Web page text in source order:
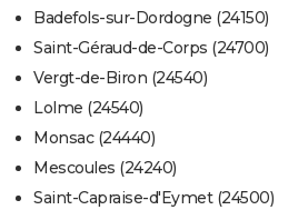
Badefols-sur-Dordogne (24150)
Saint-Géraud-de-Corps (24700)
Vergt-de-Biron (24540)
Lolme (24540)
Monsac (24440)
Mescoules (24240)
Saint-Capraise-d'Eymet (24500)